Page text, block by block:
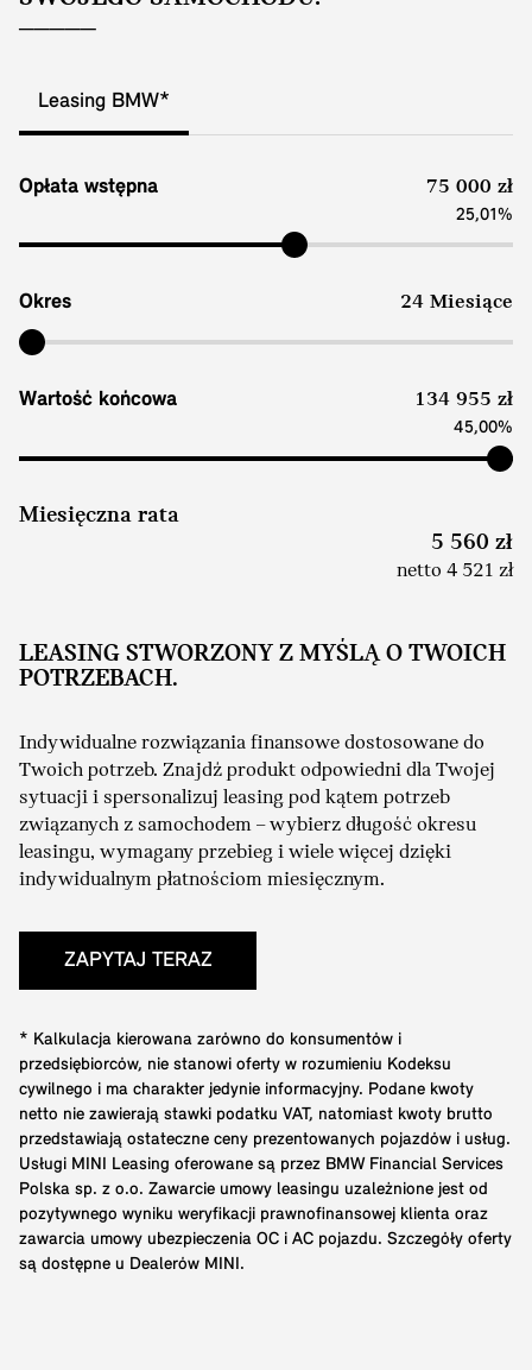
Leasing BMW*
Opłata wstępna 75 000 zł
25,01%
Okres 24 Miesiące
Wartość końcowa 134 955 zł
45,00%
Miesięczna rata
5 560 zł
netto 4 521 zł
LEASING STWORZONY Z MYŚLĄ O TWOICH
POTRZEBACH.
Indywidualne rozwiązania finansowe dostosowane do
Twoich potrzeb. Znajdź produkt odpowiedni dla Twojej
sytuacji i spersonalizuj leasing pod kątem potrzeb
związanych z samochodem – wybierz długość okresu
leasingu, wymagany przebieg i wiele więcej dzięki
indywidualnym płatnościom miesięcznym.
ZAPYTAJ TERAZ
* Kalkulacja kierowana zarówno do konsumentów i
przedsiębiorców, nie stanowi oferty w rozumieniu Kodeksu
cywilnego i ma charakter jedynie informacyjny. Podane kwoty
netto nie zawierają stawki podatku VAT, natomiast kwoty brutto
przedstawiają ostateczne ceny prezentowanych pojazdów i usług.
Usługi MINI Leasing oferowane są przez BMW Financial Services
Polska sp. z o.o. Zawarcie umowy leasingu uzależnione jest od
pozytywnego wyniku weryfikacji prawnofinansowej klienta oraz
zawarcia umowy ubezpieczenia OC i AC pojazdu. Szczegóły oferty
są dostępne u Dealerów MINI.